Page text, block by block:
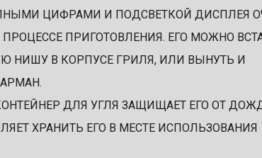
ЦИФРАМИ И ПОДСВЕТКОЙ ДИСПЛЕЯ
ПРИГОТОВЛЕНИЯ. ЕГО МОЖНО
НИШУ В КОРПУСЕ ГРИЛЯ, ИЛИ ВЫНУТЬ И
ДЛЯ УГЛЯ ЗАЩИЩАЕТ ЕГО ОТ
ХРАНИТЬ ЕГО В МЕСТЕ ИСПОЛЬЗОВАНИЯ